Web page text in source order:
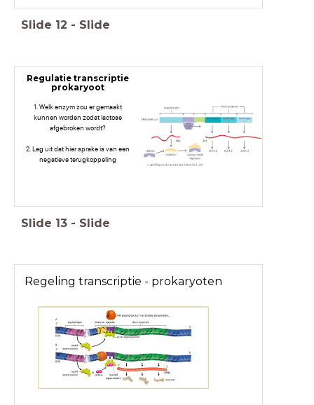
Slide 12 - Slide
Regulatie transcriptie
prokaryoot
1. Welk enzym zou er gemaakt
kunnen worden zodat lactose
afgebroken wordt?
2. Leg uit dat hier sprake is van een
negatieve terugkoppeling
Slide 13 - Slide
Regeling transcriptie - prokaryoten